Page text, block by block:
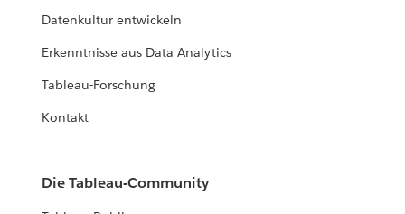
Datenkultur entwickeln
Erkenntnisse aus Data Analytics
Tableau-Forschung
Kontakt
Die Tableau-Community